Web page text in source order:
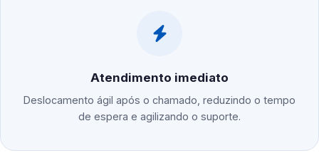
Atendimento imediato
Deslocamento ágil após o chamado, reduzindo o tempo
de espera e agilizando o suporte.